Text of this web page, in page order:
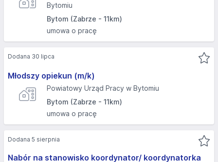
Bytomiu
Bytom (Zabrze - 11km)
umowa o pracę
Młodszy opiekun (m/k)
Powiatowy Urząd Pracy w Bytomiu
Bytom (Zabrze - 11km)
umowa o pracę
Dodana 30 lipca
Nabór na stanowisko koordynator/ koordynatorka
Dodana 5 sierpnia